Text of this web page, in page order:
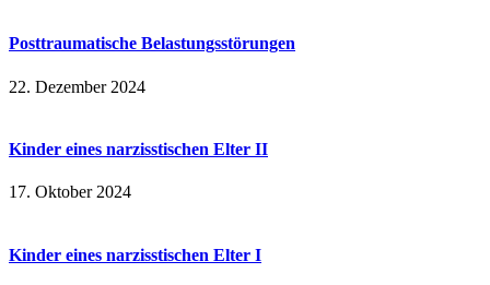
Posttraumatische Belastungsstörungen
22. Dezember 2024
Kinder eines narzisstischen Elter II
17. Oktober 2024
Kinder eines narzisstischen Elter I